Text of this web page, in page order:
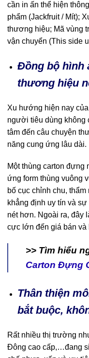
cần in ấn thể hiện
phẩm (Jackfruit / Mít);
thương hiệu; Mã vùng
vận chuyển (This side
Đồng bộ hình
thương hiệu
Xu hướng hiện nay
người tiêu dùng không
tâm đến câu chuyện
năng cung ứng lâu dài.
Một thùng carton đựng
ứng form thùng vuông
bố cục chỉnh chu,
khẳng định uy tín và
nét hơn. Ngoài ra, đây
cực lớn đến giá bán và
>> Tìm hiểu
Carton Đựng
Thân thiện
bắt buộc,
Rất nhiều thị trường
Đông cao cấp,…đang